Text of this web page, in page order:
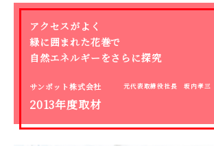
アクセスがよく
緑に囲まれた花巻で
自然エネルギーをさらに探究
サンポット株式会社 元代表取締役社長 坂内孝三
2013年度取材